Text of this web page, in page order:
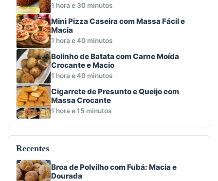
1 hora e 30 minutos
Mini Pizza Caseira com Massa Fácil e
Macia
1 hora e 40 minutos
Bolinho de Batata com Carne Moída
Crocante e Macio
1 hora e 40 minutos
Cigarrete de Presunto e Queijo com
Massa Crocante
1 hora e 15 minutos
Recentes
Broa de Polvilho com Fubá: Macia e
Dourada